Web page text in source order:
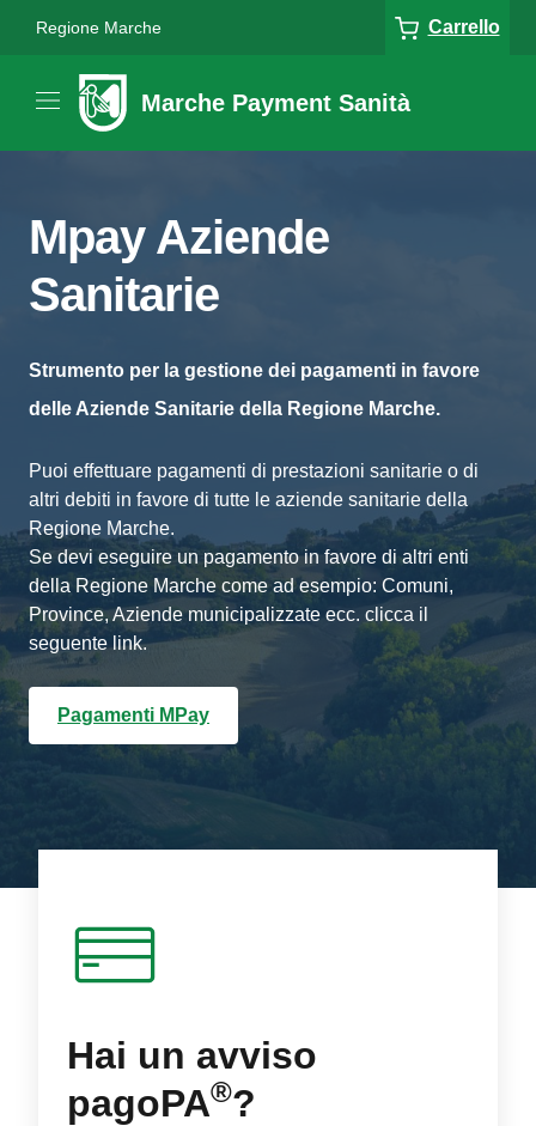
Regione Marche Carrello
Marche Payment Sanità
Mpay Aziende
Sanitarie
Strumento per la gestione dei pagamenti in favore
delle Aziende Sanitarie della Regione Marche.
Puoi effettuare pagamenti di prestazioni sanitarie o di
altri debiti in favore di tutte le aziende sanitarie della
Regione Marche.
Se devi eseguire un pagamento in favore di altri enti
della Regione Marche come ad esempio: Comuni,
Province, Aziende municipalizzate ecc. clicca il
seguente link.
Pagamenti MPay
Hai un avviso
pagoPA®?